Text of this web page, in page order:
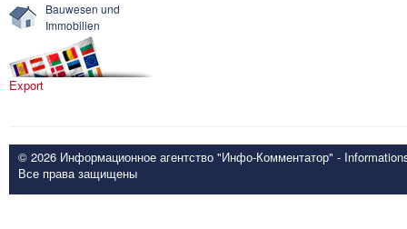
Bauwesen und
Immobilien
Export
© 2026 Информационное агентство "Инфо-Комментатор" -
Все права защищены